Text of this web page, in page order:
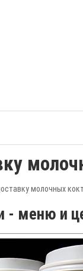
молочных
- меню и